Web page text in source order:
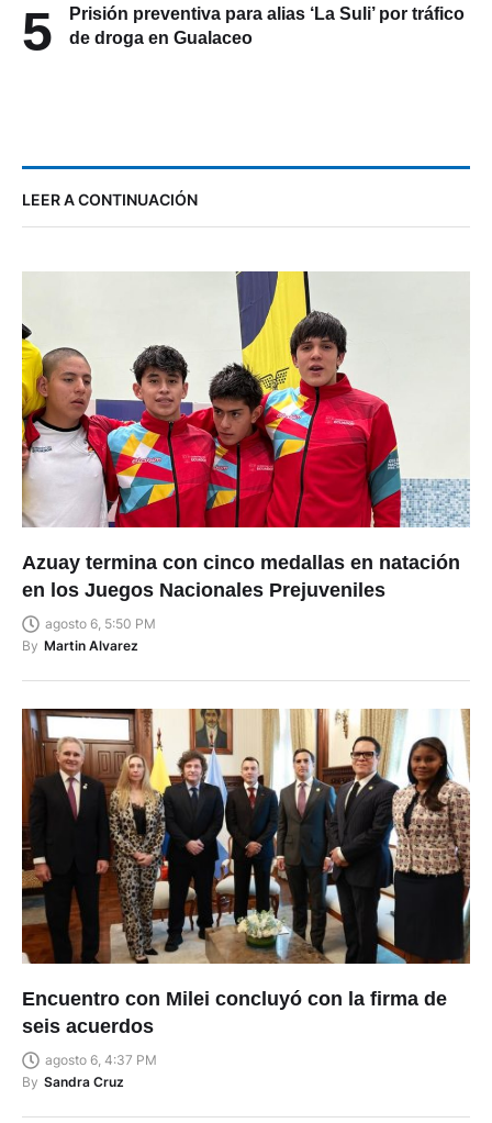
5
Prisión preventiva para alias ‘La Suli’ por tráfico
de droga en Gualaceo
LEER A CONTINUACIÓN
Azuay termina con cinco medallas en natación
en los Juegos Nacionales Prejuveniles
agosto 6, 5:50 PM
By Martin Alvarez
Encuentro con Milei concluyó con la firma de
seis acuerdos
agosto 6, 4:37 PM
By Sandra Cruz